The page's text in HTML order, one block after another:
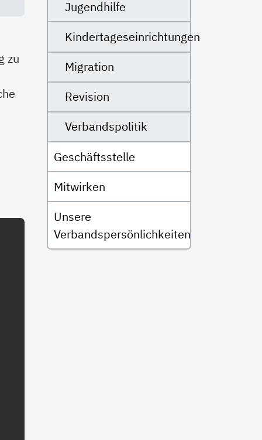
zu
Jugendhilfe
Kindertageseinrichtungen
Migration
Revision
Verbandspolitik
Geschäftsstelle
Mitwirken
Unsere
Verbandspersönlichkeiten